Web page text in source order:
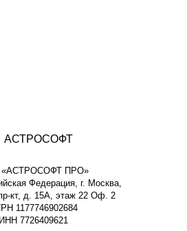
ПРО»
Федерация, г. Москва,
кт, д. 15А, этаж 22 Оф. 2
1177746902684
ИНН 7726409621